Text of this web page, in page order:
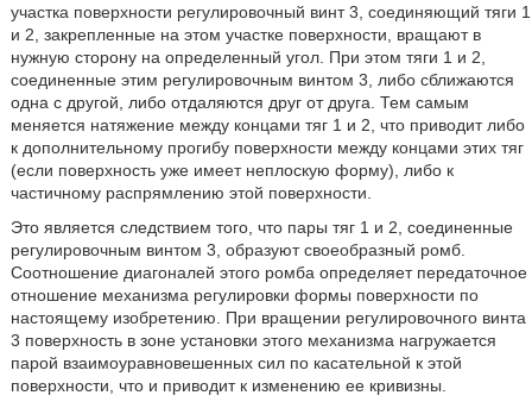
участка поверхности регулировочный винт 3, соединяющий тяги 1
и 2, закрепленные на этом участке поверхности, вращают в
нужную сторону на определенный угол. При этом тяги 1 и 2,
соединенные этим регулировочным винтом 3, либо сближаются
одна с другой, либо отдаляются друг от друга. Тем самым
меняется натяжение между концами тяг 1 и 2, что приводит либо
к дополнительному прогибу поверхности между концами этих тяг
(если поверхность уже имеет неплоскую форму), либо к
частичному распрямлению этой поверхности.
Это является следствием того, что пары тяг 1 и 2, соединенные
регулировочным винтом 3, образуют своеобразный ромб.
Соотношение диагоналей этого ромба определяет передаточное
отношение механизма регулировки формы поверхности по
настоящему изобретению. При вращении регулировочного винта
3 поверхность в зоне установки этого механизма нагружается
парой взаимоуравновешенных сил по касательной к этой
поверхности, что и приводит к изменению ее кривизны.